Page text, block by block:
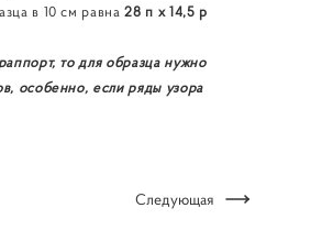
в 10 см равна28 п х 14,5 р
то для образца нужно
особенно, если ряды узора
Следующая